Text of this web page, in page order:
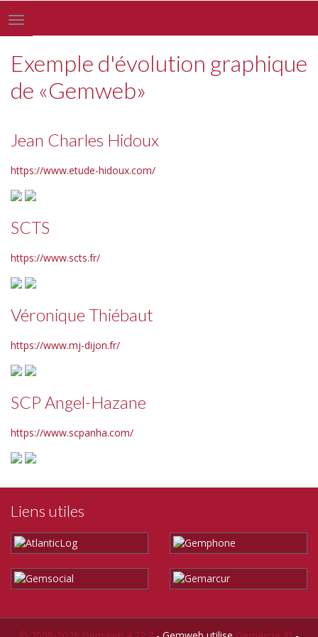
Toggle
navigation
Exemple d'évolution graphique
de «Gemweb»
Jean Charles Hidoux
https://www.etude-hidoux.com/
SCTS
https://www.scts.fr/
Véronique Thiébaut
https://www.mj-dijon.fr/
SCP Angel-Hazane
https://www.scpanha.com/
Liens utiles